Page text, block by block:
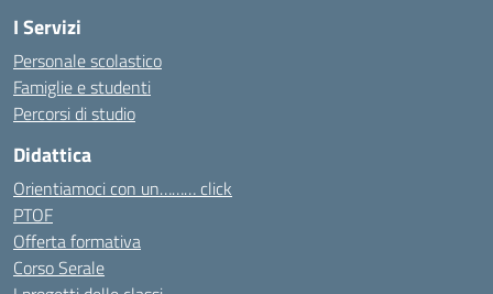
I Servizi
Personale scolastico
Famiglie e studenti
Percorsi di studio
Didattica
Orientiamoci con un……… click
PTOF
Offerta formativa
Corso Serale